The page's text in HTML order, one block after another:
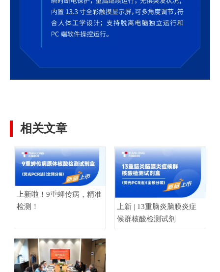
相关文章
上新啦！9重蜱传病，精准
检测！
上新 | 13重脑炎脑膜炎症
候群核酸检测试剂